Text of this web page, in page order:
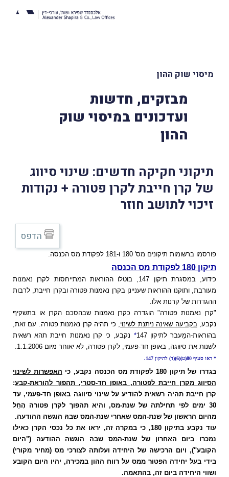
מיסוי שוק ההון
מבזקים, חדשות
ועדכונים במיסוי שוק
ההון
תיקוני חקיקה חדשים: שינוי סיווג
של קרן חייבת לקרן פטורה + נקודות
זיכוי לתושב חוזר
פורסמו ברשומות תיקונים מס' 180 ו-181 לפקודת מס הכנסה.
תיקון 180 לפקודת מס הכנסה
כידוע, במסגרת תיקון 147, בוטלו ההוראות המתייחסות לקרן נאמנות
מעורבת, ותוקנו ההוראות שעניינן בקרן נאמנות פטורה ובקרן חייבת, לרבות
ההגדרות של קרנות אלו.
"קרן נאמנות פטורה" הוגדרה כקרן נאמנות שבהסכם הקרן או בתשקיף
נקבע,בקביעה שאינה ניתנת לשינוי, כי תהיה קרן נאמנות פטורה. עם זאת,
בהוראות-המַעבר לתיקון 147
* נקבע, כי קרן נאמנות חייבת תהא רשאית
לשנות את סיוּוגה, באופן חד-פעמי, לקרן פטורה, לא יאוחר מיום 1.1.2006.
* ראו סעיף 80(ט)(6)(ד) לתיקון 147.
בגדרו של תיקון 180 לפקודת מס הכנסה נקבע, כי
האפשרות לשינוי
הסיווּג מקרן חייבת לפטורה, באופן חד-סטרי, תהפוך להוראת-קבע:
קרן חייבת תהיה רשאית להודיע על שינוי סיוּוגה באופן חד-פעמי, עד
30 ימים לפי תחילתה של שנת-מס, והיא תהפוך לקרן פטורה הָחֵל
מהיום הראשון של שנת-המס שאחרי שנת-המס שבהּ הוגשה ההודעה.
עוד נקבע בתיקון 180, כי במקרה זה, יראו את כל נכסי הקרן כאילו
נמכרו ביום האחרון של שנת-המס שבהּ הוגשה ההודעה ("היום
הקובע"), ויום הרכישה של היחידה ועלותה לצורכי מס (מחיר מקורי)
בידי בעל יחידה הפטוּר ממס על רווח ההון במכירה, יהיו היום הקובע
ושווי היחידה ביום זה, בהתאמה.